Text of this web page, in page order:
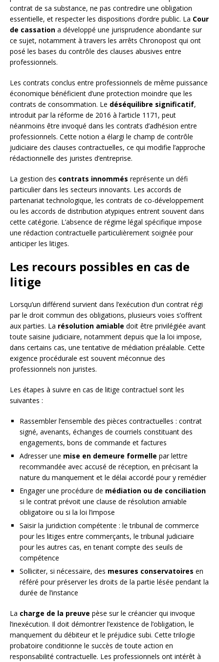
contrat de sa substance, ne pas contredire une obligation
essentielle, et respecter les dispositions d’ordre public. La Cour
de cassation a développé une jurisprudence abondante sur
ce sujet, notamment à travers les arrêts Chronopost qui ont
posé les bases du contrôle des clauses abusives entre
professionnels.
Les contrats conclus entre professionnels de même puissance
économique bénéficient d’une protection moindre que les
contrats de consommation. Le déséquilibre significatif,
introduit par la réforme de 2016 à l’article 1171, peut
néanmoins être invoqué dans les contrats d’adhésion entre
professionnels. Cette notion a élargi le champ de contrôle
judiciaire des clauses contractuelles, ce qui modifie l’approche
rédactionnelle des juristes d’entreprise.
La gestion des contrats innommés représente un défi
particulier dans les secteurs innovants. Les accords de
partenariat technologique, les contrats de co-développement
ou les accords de distribution atypiques entrent souvent dans
cette catégorie. L’absence de régime légal spécifique impose
une rédaction contractuelle particulièrement soignée pour
anticiper les litiges.
Les recours possibles en cas de
litige
Lorsqu’un différend survient dans l’exécution d’un contrat régi
par le droit commun des obligations, plusieurs voies s’offrent
aux parties. La résolution amiable doit être privilégiée avant
toute saisine judiciaire, notamment depuis que la loi impose,
dans certains cas, une tentative de médiation préalable. Cette
exigence procédurale est souvent méconnue des
professionnels non juristes.
Les étapes à suivre en cas de litige contractuel sont les
suivantes :
Rassembler l’ensemble des pièces contractuelles : contrat
signé, avenants, échanges de courriels constituant des
engagements, bons de commande et factures
Adresser une mise en demeure formelle par lettre
recommandée avec accusé de réception, en précisant la
nature du manquement et le délai accordé pour y remédier
Engager une procédure de médiation ou de conciliation
si le contrat prévoit une clause de résolution amiable
obligatoire ou si la loi l’impose
Saisir la juridiction compétente : le tribunal de commerce
pour les litiges entre commerçants, le tribunal judiciaire
pour les autres cas, en tenant compte des seuils de
compétence
Solliciter, si nécessaire, des mesures conservatoires en
référé pour préserver les droits de la partie lésée pendant la
durée de l’instance
La charge de la preuve pèse sur le créancier qui invoque
l’inexécution. Il doit démontrer l’existence de l’obligation, le
manquement du débiteur et le préjudice subi. Cette trilogie
probatoire conditionne le succès de toute action en
responsabilité contractuelle. Les professionnels ont intérêt à